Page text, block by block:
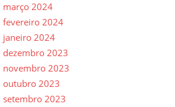
março 2024
fevereiro 2024
janeiro 2024
dezembro 2023
novembro 2023
outubro 2023
setembro 2023